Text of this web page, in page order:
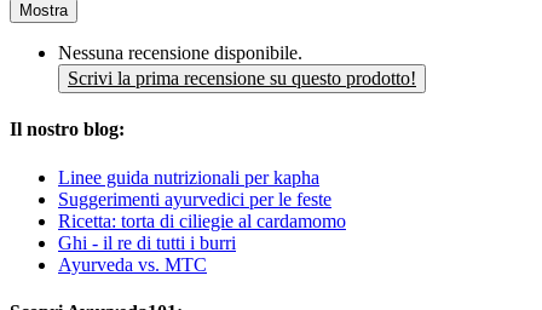
Mostra
Nessuna recensione disponibile.
Scrivi la prima recensione su questo prodotto!
Il nostro blog:
Linee guida nutrizionali per kapha
Suggerimenti ayurvedici per le feste
Ricetta: torta di ciliegie al cardamomo
Ghi - il re di tutti i burri
Ayurveda vs. MTC